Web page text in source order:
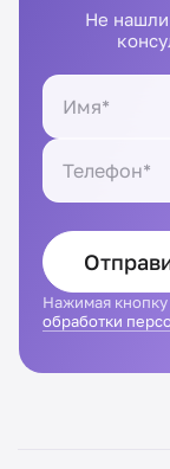
Не
Нажимая кнопку
обработки